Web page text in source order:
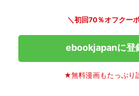
＼初回70％オフクー
ebookjapanに登
★無料漫画もたっぷり